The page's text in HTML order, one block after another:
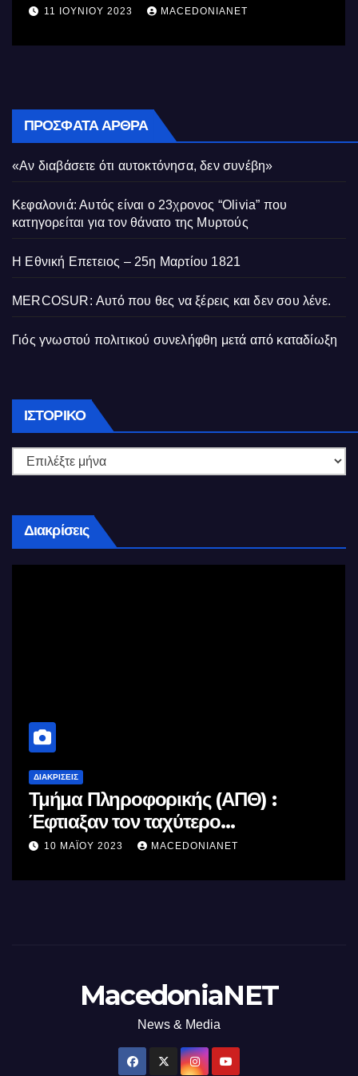
11 ΙΟΥΝΊΟΥ 2023 MACEDONIANET
ΠΡΌΣΦΑΤΑ ΆΡΘΡΑ
«Αν διαβάσετε ότι αυτοκτόνησα, δεν συνέβη»
Κεφαλονιά: Αυτός είναι ο 23χρονος “Olivia” που
κατηγορείται για τον θάνατο της Μυρτούς
Η Εθνική Επετειος – 25η Μαρτίου 1821
MERCOSUR: Αυτό που θες να ξέρεις και δεν σου λένε.
Γιός γνωστού πολιτικού συνελήφθη μετά από καταδίωξη
ΙΣΤΟΡΙΚΌ Ιστορικό
Διακρίσεις
ΔΙΑΚΡΊΣΕΙΣ
Τμήμα Πληροφορικής (ΑΠΘ) :
Έφτιαξαν τον ταχύτερο
επεξεργαστή AI στον κόσμο με τη
10 ΜΑΪ́ΟΥ 2023 MACEDONIANET
MacedoniaNET
News & Media